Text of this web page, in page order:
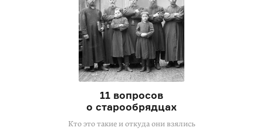
11 вопросов
о старообрядцах
Кто это такие и откуда они взялись